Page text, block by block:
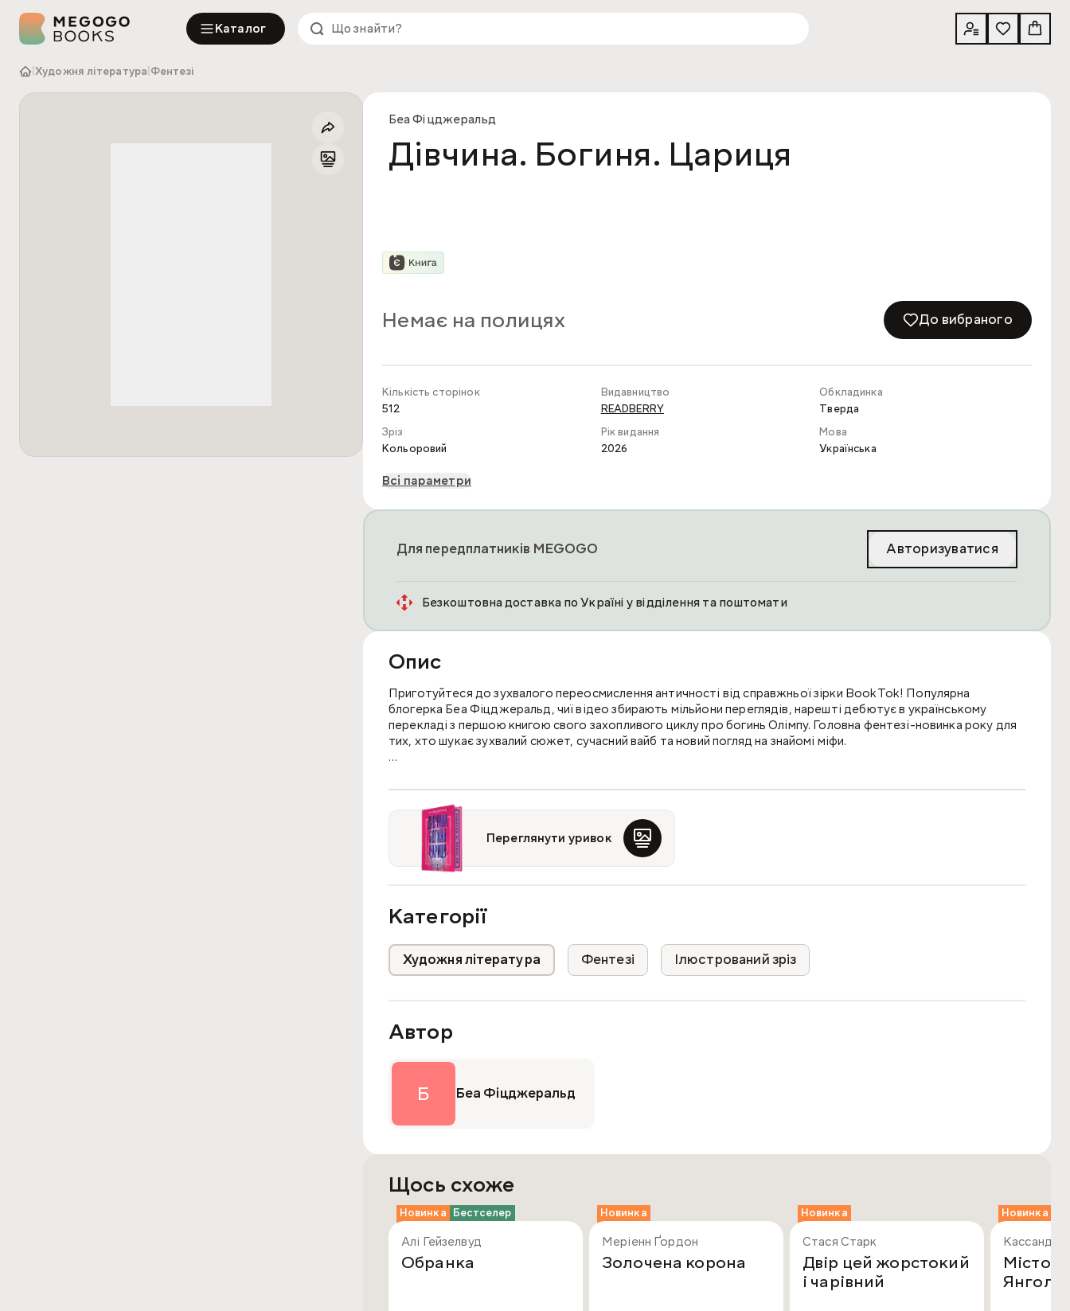
Каталог
|Художня література Фентезі
Беа Фіцджеральд
Дівчина. Богиня. Цариця
Немає на полицях До вибраного
Кількість сторінок
512
Видавництво
READBERRY
Обкладинка
Тверда
Зріз
Кольоровий
Рік видання
2026
Мова
Українська
Всі параметри
Для передплатників MEGOGO Авторизуватися
Безкоштовна доставка по Україні у відділення та поштомати
Опис
Приготуйтеся до зухвалого переосмислення античності від справжньої зірки BookTok! Популярна
блогерка Беа Фіцджеральд, чиї відео збирають мільйони переглядів, нарешті дебютує в українському
перекладі з першою книгою свого захопливого циклу про богинь Олімпу. Головна фентезі-новинка року для
тих, хто шукає зухвалий сюжет, сучасний вайб та новий погляд на знайомі міфи.
жорстокий цар Підземного світу і не змусив стати його нареченою. Горе Деметри, матері Персефони, було
настільки великим, що вона в розпачі почала нищити все живе на Землі. Повірили? Це казка для смертних.
Справжня історія набагато цікавіша.
Персефону не викрадали, вона сама стрибнула в пекло. Відмовилася бути іграшкою в руках богів і віддала
перевагу вогню підземного світу. І тепер їй потрібно вмовити зарозумілого та спокусливого правителя
царства мертвих, щоб він допоміг улаштувати переворот на Олімпі. Наслідки смертельно небезпечні, і
Переглянути уривок
Категорії
Художня література Фентезі Ілюстрований зріз
Автор
Б Беа Фіцджеральд
Щось схоже
Новинка Бестселер
Алі Гейзелвуд
Обранка
Новинка
Меріенн Ґордон
Золочена корона
Новинка
Стася Старк
Двір цей жорстокий
і чарівний
Новинка
Місто
Янголів